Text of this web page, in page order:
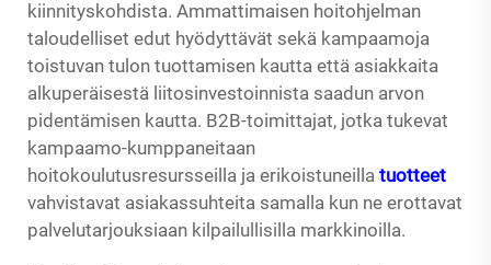
kiinnityskohdista. Ammattimaisen hoitohjelman
taloudelliset edut hyödyttävät sekä kampaamoja
toistuvan tulon tuottamisen kautta että asiakkaita
alkuperäisestä liitosinvestoinnista saadun arvon
pidentämisen kautta. B2B-toimittajat, jotka tukevat
kampaamo-kumppaneitaan
hoitokoulutusresursseilla ja erikoistuneilla tuotteet
vahvistavat asiakassuhteita samalla kun ne erottavat
palvelutarjouksiaan kilpailullisilla markkinoilla.